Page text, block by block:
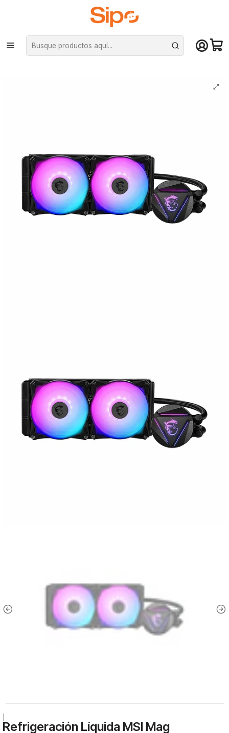
¡Compra hasta mediodía y recibe hoy! De lunes a sábado en el gran
Santiago. Envío gratis desde $29.990
Inicio Componentes PC Cooler CPU Refrigeración líquida
Refrigeración Líquida MSI Mag Coreliquid 240R (Intel-AMD, RGB,
2x120mm, PWM)
Refrigeración Líquida MSI Mag